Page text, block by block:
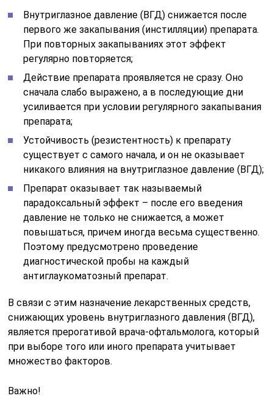
Внутриглазное давление (ВГД) снижается после
первого же закапывания (инстилляции) препарата.
При повторных закапываниях этот эффект
регулярно повторяется;
Действие препарата проявляется не сразу. Оно
сначала слабо выражено, а в последующие дни
усиливается при условии регулярного закапывания
препарата;
Устойчивость (резистентность) к препарату
существует с самого начала, и он не оказывает
никакого влияния на внутриглазное давление (ВГД);
Препарат оказывает так называемый
парадоксальный эффект – после его введения
давление не только не снижается, а может
повышаться, причем иногда весьма существенно.
Поэтому предусмотрено проведение
диагностической пробы на каждый
антиглаукоматозный препарат.
В связи с этим назначение лекарственных средств,
снижающих уровень внутриглазного давления (ВГД),
является прерогативой врача-офтальмолога, который
при выборе того или иного препарата учитывает
множество факторов.
Важно!